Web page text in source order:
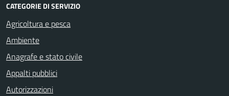
CATEGORIE DI SERVIZIO
Agricoltura e pesca
Ambiente
Anagrafe e stato civile
Appalti pubblici
Autorizzazioni